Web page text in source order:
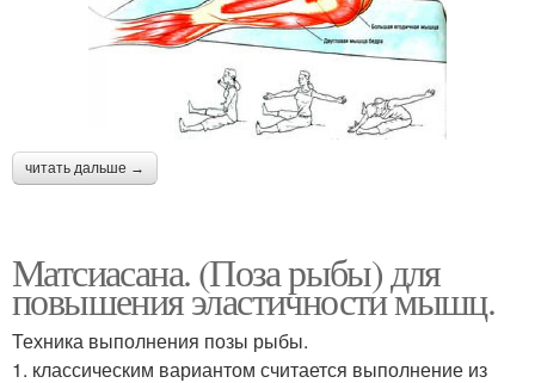
читать дальше →
Матсиасана. (Поза рыбы) для
повышения эластичности мышц.
Техника выполнения позы рыбы.
1. классическим вариантом считается выполнение из